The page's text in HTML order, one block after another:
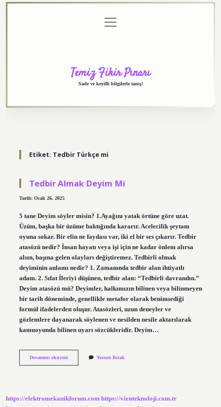
menüyü
aç
Temiz Fikir Pınarı
Sade ve keyifli bilgilerle tanış!
Etiket: Tedbir Türkçe mi
Tedbir Almak Deyim Mi
Tarih: Ocak 26, 2025
5 tane Deyim söyler misin? 1.Ayağını yatak örtüne göre uzat.
Üzüm, başka bir üzüme baktığında kararır. Acelecilik şeytanı
oyuna sokar. Bir elin ne faydası var, iki el bir ses çıkarır. Tedbir
atasözü nedir? İnsan hayatı veya işi için ne kadar önlem alırsa
alsın, başına gelen olayları değiştiremez. Tedbirli olmak
deyiminin anlamı nedir? 1. Zamanında tedbir alan ihtiyatlı
adam. 2. Sıfat İleriyi düşünen, tedbir alan: “Tedbirli davrandın.”
Deyim atasözü mü? Deyimler, halkımızın bilinen veya bilinmeyen
bir tarih döneminde, genellikle metafor olarak benimsediği
formül ifadelerden oluşur. Atasözleri, uzun deneyler ve
gözlemlere dayanarak söylenen ve nesilden nesile aktarılarak
kamuoyunda bilinen uyarı sözcükleridir. Deyim…
Devamını okuyunTedbir
Yorum Bırak
https://elektromekanikforum.com https://vienteknoloji.com.tr